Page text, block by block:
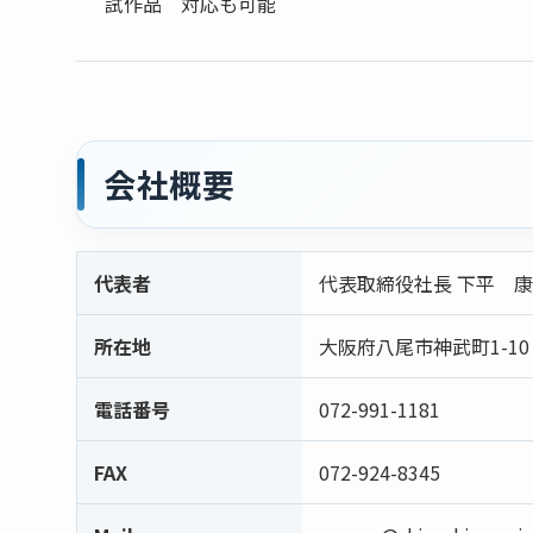
会社概要
代表者 代表取締役社長 下平
所在地 大阪府八尾市神武町1-10
電話番号 072-991-1181
FAX 072-924-8345